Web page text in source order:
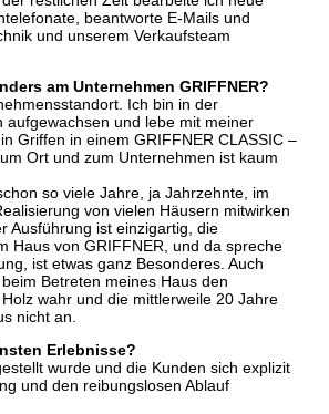
beantworte E-Mails und
und unserem Verkaufsteam
am Unternehmen GRIFFNER?
Ich bin in der
aufgewachsen und lebe mit meiner
Griffen in einem GRIFFNER CLASSIC –
Ort und zum Unternehmen ist kaum
so viele Jahre, ja Jahrzehnte, im
von vielen Häusern mitwirken
Ausführung ist einzigartig, die
Haus von GRIFFNER, und da spreche
ist etwas ganz Besonderes. Auch
Betreten meines Haus den
wahr und die mittlerweile 20 Jahre
nicht an.
Erlebnisse?
wurde und die Kunden sich explizit
und den reibungslosen Ablauf